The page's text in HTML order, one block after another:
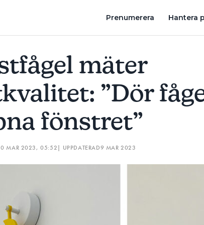
Prenumerera Hantera
mäter
”Dör
fönstret”
MAR 2023, 05:52| UPPDATERAD9 MAR 2023
FÅGELN – ÖPPNA FÖNSTRET”